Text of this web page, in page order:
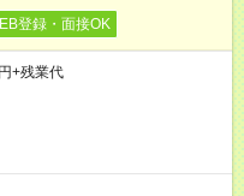
登録・面接OK
+残業代